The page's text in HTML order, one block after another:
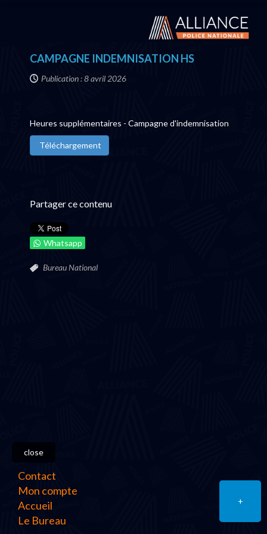
CAMPAGNE INDEMNISATION HS
Publication : 8 avril 2026
Heures supplémentaires - Campagne d'indemnisation
Téléchargement
Partager ce contenu
Whatsapp
Bureau National
+
close
Contact
Mon compte
Accueil
Le Bureau